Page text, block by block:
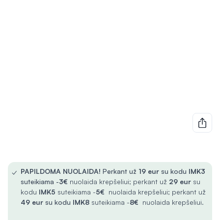
✓ PAPILDOMA NUOLAIDA! Perkant už 19 eur su kodu IMK3
suteikiama -3€ nuolaida krepšeliui; perkant už 29 eur su
kodu IMK5 suteikiama -5€ nuolaida krepšeliui; perkant už
49 eur su kodu IMK8 suteikiama -8€ nuolaida krepšeliui.